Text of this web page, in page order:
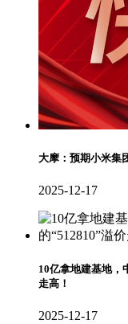
大摩：预期小米集
2025-12-17
10亿拿地建基地，
走高！
2025-12-17